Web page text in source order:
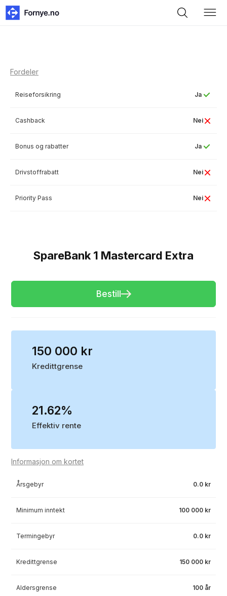
Fordeler
Reiseforsikring Ja
Cashback Nei
Bonus og rabatter Ja
Drivstoffrabatt Nei
Priority Pass Nei
SpareBank 1 Mastercard Extra
Bestill
150 000 kr
Kredittgrense
21.62%
Effektiv rente
Informasjon om kortet
Årsgebyr 0.0 kr
Minimum inntekt 100 000 kr
Termingebyr 0.0 kr
Kredittgrense 150 000 kr
Aldersgrense 100 år